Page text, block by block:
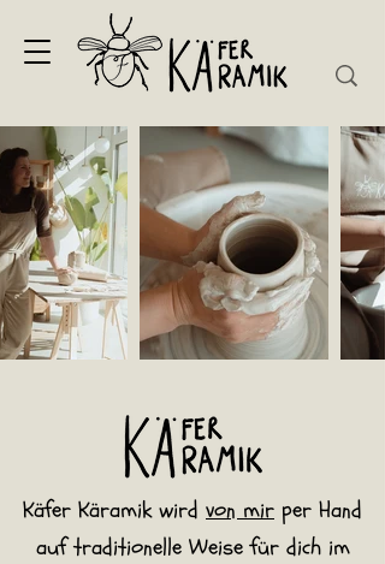
Käfer Käramik wird von mir per Hand
auf traditionelle Weise für dich im